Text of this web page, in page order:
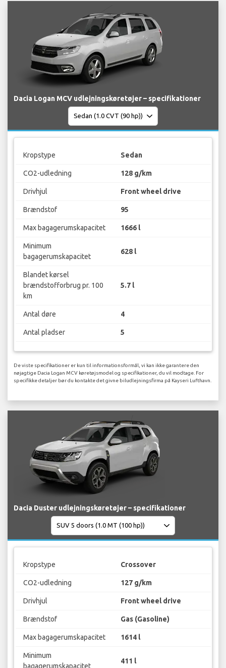
Dacia Logan MCV udlejningskøretøjer – specifikationer
Kropstype Sedan
CO2-udledning 128 g/km
Drivhjul Front wheel drive
Brændstof 95
Max bagagerumskapacitet 1666 l
Minimum
bagagerumskapacitet
628 l
Blandet kørsel
brændstofforbrug pr. 100
km
5.7 l
Antal døre 4
Antal pladser 5
De viste specifikationer er kun til informationsformål, vi kan ikke garantere den
nøjagtige Dacia Logan MCV køretøjsmodel og specifikationer, du vil modtage. For
specifikke detaljer bør du kontakte det givne biludlejningsfirma på Kayseri Lufthavn.
Dacia Duster udlejningskøretøjer – specifikationer
Kropstype Crossover
CO2-udledning 127 g/km
Drivhjul Front wheel drive
Brændstof Gas (Gasoline)
Max bagagerumskapacitet 1614 l
Minimum
bagagerumskapacitet
411 l